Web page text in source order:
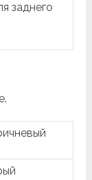
заднего